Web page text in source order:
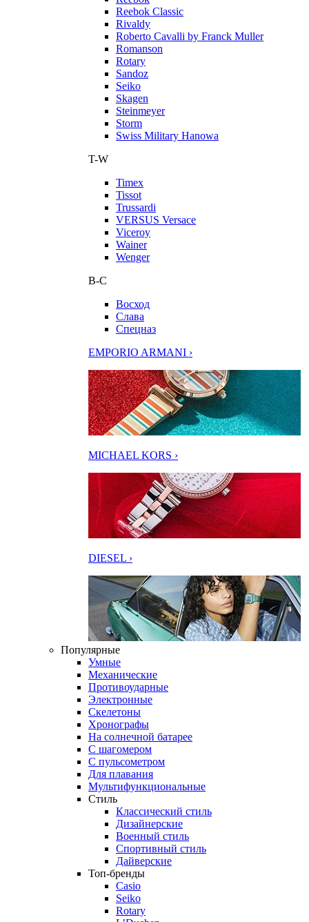
Reebok Classic
Rivaldy
Roberto Cavalli by Franck Muller
Romanson
Rotary
Sandoz
Seiko
Skagen
Steinmeyer
Storm
Swiss Military Hanowa
T-W
Timex
Tissot
Trussardi
VERSUS Versace
Viceroy
Wainer
Wenger
В-С
Восход
Слава
Спецназ
EMPORIO ARMANI ›
MICHAEL KORS ›
DIESEL ›
Популярные
Умные
Механические
Противоударные
Электронные
Скелетоны
Хронографы
На солнечной батарее
С шагомером
С пульсометром
Для плавания
Мультифункциональные
Стиль
Классический стиль
Дизайнерские
Военный стиль
Спортивный стиль
Дайверские
Топ-бренды
Casio
Seiko
Rotary